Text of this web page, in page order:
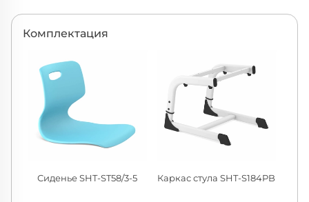
Комплектация
Сиденье SHT-ST58/3-5 Каркас стула SHT-S184PB